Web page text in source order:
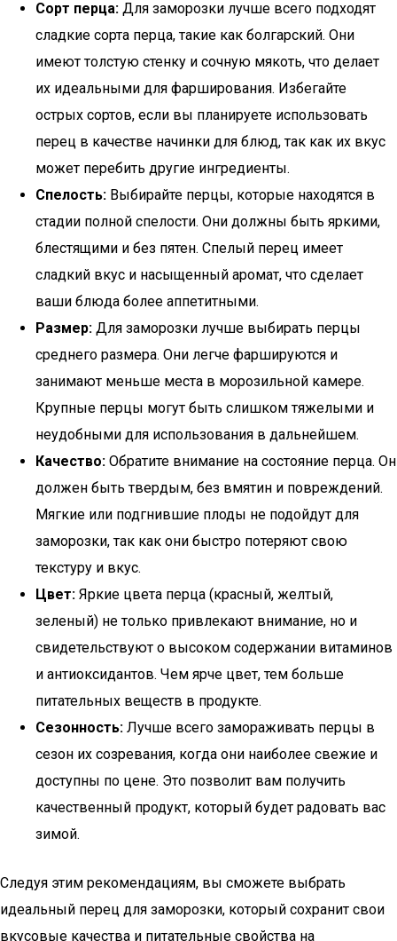
Сорт перца: Для заморозки лучше всего подходят
сладкие сорта перца, такие как болгарский. Они
имеют толстую стенку и сочную мякоть, что делает
их идеальными для фарширования. Избегайте
острых сортов, если вы планируете использовать
перец в качестве начинки для блюд, так как их вкус
может перебить другие ингредиенты.
Спелость: Выбирайте перцы, которые находятся в
стадии полной спелости. Они должны быть яркими,
блестящими и без пятен. Спелый перец имеет
сладкий вкус и насыщенный аромат, что сделает
ваши блюда более аппетитными.
Размер: Для заморозки лучше выбирать перцы
среднего размера. Они легче фаршируются и
занимают меньше места в морозильной камере.
Крупные перцы могут быть слишком тяжелыми и
неудобными для использования в дальнейшем.
Качество: Обратите внимание на состояние перца. Он
должен быть твердым, без вмятин и повреждений.
Мягкие или подгнившие плоды не подойдут для
заморозки, так как они быстро потеряют свою
текстуру и вкус.
Цвет: Яркие цвета перца (красный, желтый,
зеленый) не только привлекают внимание, но и
свидетельствуют о высоком содержании витаминов
и антиоксидантов. Чем ярче цвет, тем больше
питательных веществ в продукте.
Сезонность: Лучше всего замораживать перцы в
сезон их созревания, когда они наиболее свежие и
доступны по цене. Это позволит вам получить
качественный продукт, который будет радовать вас
зимой.
Следуя этим рекомендациям, вы сможете выбрать
идеальный перец для заморозки, который сохранит свои
вкусовые качества и питательные свойства на